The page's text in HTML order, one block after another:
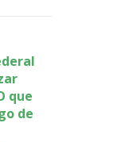
que
de